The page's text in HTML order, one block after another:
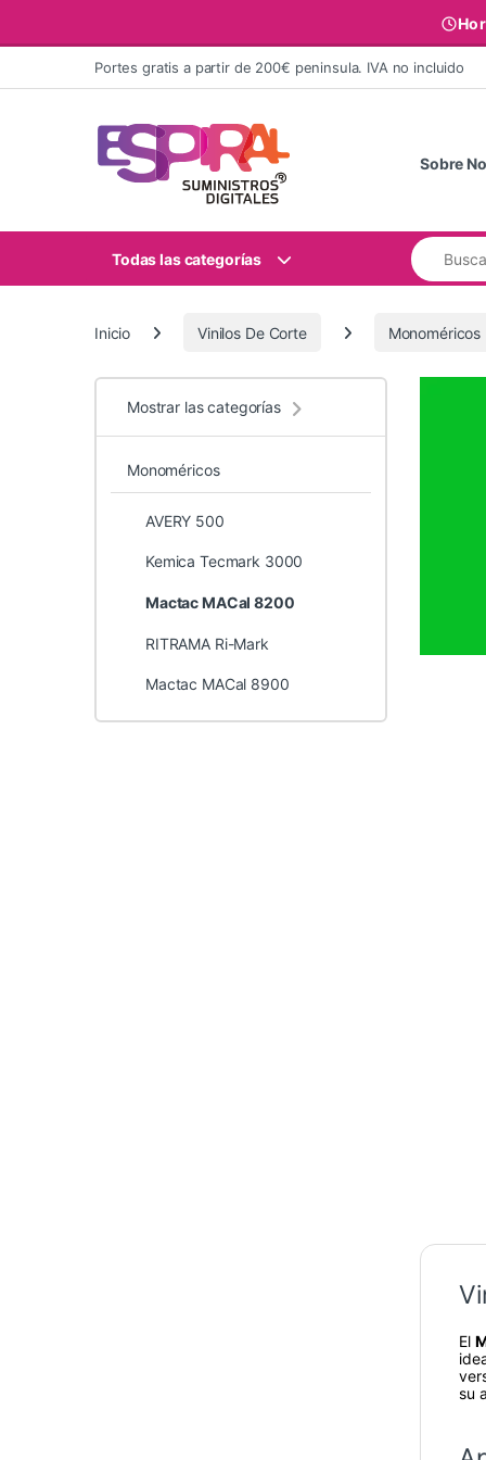
Ir al contenidoPortes gratis a partir de 200€ peninsula. IVA no incluido
Sobre
Todas las categorías
Buscar:
Inicio Vinilos De Corte Monoméricos
El
su
Mostrar las categorías
Monoméricos
AVERY 500
Kemica Tecmark 3000
Mactac MACal 8200
RITRAMA Ri-Mark
Mactac MACal 8900